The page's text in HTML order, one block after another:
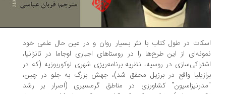
در طول کتاب با نثر بسیار روان و در عین حال علمی خود
از این طرح‌ها را در روستا‌های اجباری اوجاما در تانزانیا،
در روسیه، نظریه برنامه‌ریزی شهری لوکوربوزیه (که در
واقع در برزیل محقق شد)، جهش بزرگ به جلو در چین،
کشاورزی در مناطق گرمسیری (اصرار بر رشد